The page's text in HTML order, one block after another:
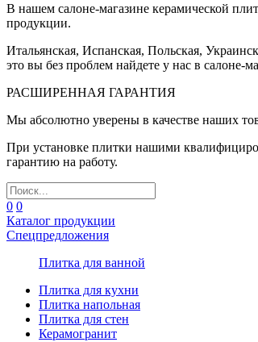
В нашем салоне-магазине керамической
продукции.
Итальянская, Испанская, Польская,
это вы без проблем найдете у нас в салоне-
РАСШИРЕННАЯ ГАРАНТИЯ
Мы абсолютно уверены в качестве наших
При установке плитки нашими
гарантию на работу.
0 0
Каталог продукции
Спецпредложения
Плитка для ванной
Плитка для кухни
Плитка напольная
Плитка для стен
Керамогранит